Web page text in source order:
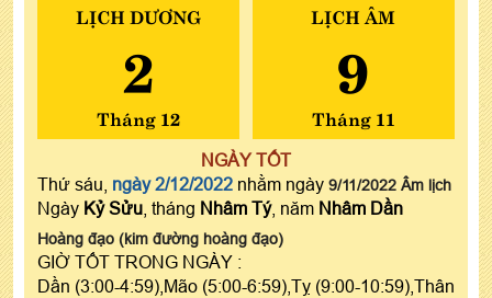
LỊCH DƯƠNG
2
Tháng 12
LỊCH ÂM
9
Tháng 11
NGÀY TỐT
Thứ sáu, ngày 2/12/2022 nhằm ngày 9/11/2022 Âm lịch
Ngày Kỷ Sửu , tháng Nhâm Tý, năm Nhâm Dần
Hoàng đạo (kim đường hoàng đạo)
GIỜ TỐT TRONG NGÀY :
Dần (3:00-4:59),Mão (5:00-6:59),Tỵ (9:00-10:59),Thân